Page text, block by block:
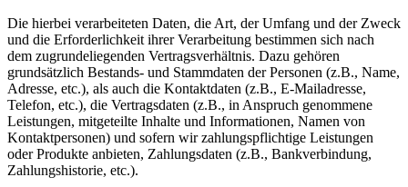
Die hierbei verarbeiteten Daten, die Art, der Umfang und der Zweck
und die Erforderlichkeit ihrer Verarbeitung bestimmen sich nach
dem zugrundeliegenden Vertragsverhältnis. Dazu gehören
grundsätzlich Bestands- und Stammdaten der Personen (z.B., Name,
Adresse, etc.), als auch die Kontaktdaten (z.B., E-Mailadresse,
Telefon, etc.), die Vertragsdaten (z.B., in Anspruch genommene
Leistungen, mitgeteilte Inhalte und Informationen, Namen von
Kontaktpersonen) und sofern wir zahlungspflichtige Leistungen
oder Produkte anbieten, Zahlungsdaten (z.B., Bankverbindung,
Zahlungshistorie, etc.).